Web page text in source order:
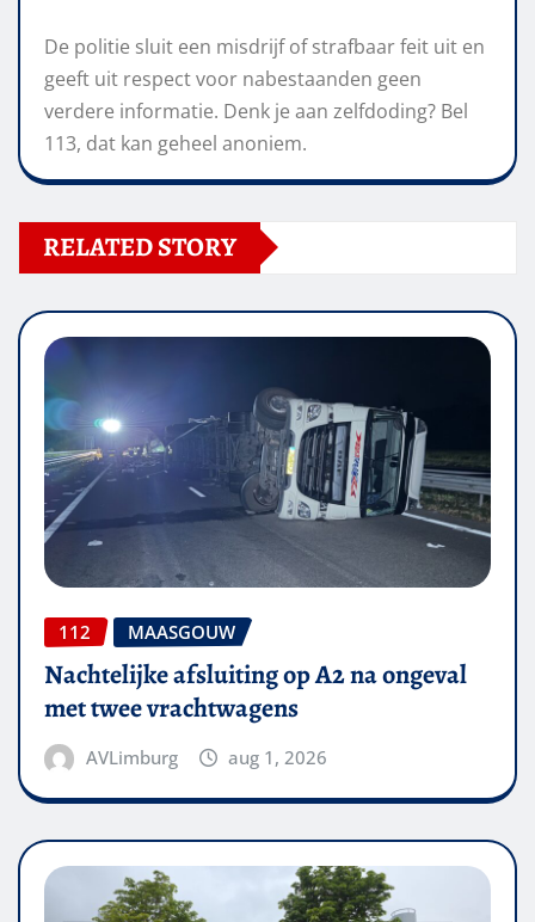
De politie sluit een misdrijf of strafbaar feit uit en
geeft uit respect voor nabestaanden geen
verdere informatie. Denk je aan zelfdoding? Bel
113, dat kan geheel anoniem.
RELATED STORY
112 MAASGOUW
Nachtelijke afsluiting op A2 na ongeval
met twee vrachtwagens
AVLimburg aug 1, 2026